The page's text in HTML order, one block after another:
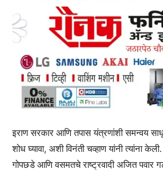
इराण सरकार आणि तपास यंत्रणांशी समन्वय
शोध घ्यावा, अशी विनंती चव्हाण यांनी त्यांना
गोपछडे आणि वसमतचे राष्ट्रवादी अजित पवार